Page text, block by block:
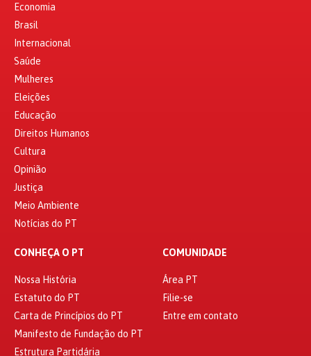
Economia
Brasil
Internacional
Saúde
Mulheres
Eleições
Educação
Direitos Humanos
Cultura
Opinião
Justiça
Meio Ambiente
Notícias do PT
CONHEÇA O PT
Nossa História
Estatuto do PT
Carta de Princípios do PT
Manifesto de Fundação do PT
Estrutura Partidária
COMUNIDADE
Área PT
Filie-se
Entre em contato